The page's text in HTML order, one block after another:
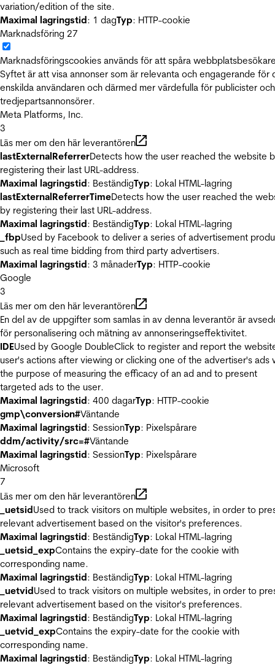
variation/edition of the site.
Maximal lagringstid: 1 dagTyp: HTTP-cookie
Marknadsföring 27
Marknadsföringscookies används för att spåra
Syftet är att visa annonser som är relevanta och engagerande för
enskilda användaren och därmed mer värdefulla för publicister och
tredjepartsannonsörer.
Meta Platforms, Inc.
3
Läs mer om den här leverantören
lastExternalReferrerDetects how the user reached the website
registering their last URL-address.
Maximal lagringstid: BeständigTyp: Lokal HTML-lagring
lastExternalReferrerTimeDetects how the user reached the
by registering their last URL-address.
Maximal lagringstid: BeständigTyp: Lokal HTML-lagring
_fbpUsed by Facebook to deliver a series of advertisement
such as real time bidding from third party advertisers.
Maximal lagringstid: 3 månaderTyp: HTTP-cookie
Google
3
Läs mer om den här leverantören
En del av de uppgifter som samlas in av denna leverantör är
för personalisering och mätning av annonseringseffektivitet.
IDEUsed by Google DoubleClick to register and report the
user's actions after viewing or clicking one of the advertiser's ads
the purpose of measuring the efficacy of an ad and to present
targeted ads to the user.
Maximal lagringstid: 400 dagarTyp: HTTP-cookie
gmp\conversion#Väntande
Maximal lagringstid: SessionTyp: Pixelspårare
ddm/activity/src=#Väntande
Maximal lagringstid: SessionTyp: Pixelspårare
Microsoft
7
Läs mer om den här leverantören
_uetsidUsed to track visitors on multiple websites, in order to
relevant advertisement based on the visitor's preferences.
Maximal lagringstid: BeständigTyp: Lokal HTML-lagring
_uetsid_expContains the expiry-date for the cookie with
corresponding name.
Maximal lagringstid: BeständigTyp: Lokal HTML-lagring
_uetvidUsed to track visitors on multiple websites, in order to
relevant advertisement based on the visitor's preferences.
Maximal lagringstid: BeständigTyp: Lokal HTML-lagring
_uetvid_expContains the expiry-date for the cookie with
corresponding name.
Maximal lagringstid: BeständigTyp: Lokal HTML-lagring